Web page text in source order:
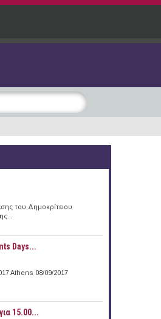
του Δημοκρίτειου
Days...
Athens 08/09/2017
15.00...